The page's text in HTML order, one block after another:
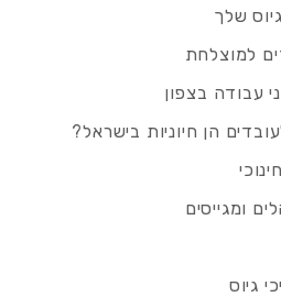
שלך
למוצלחת
עבודה בצפון
הן חיוניות בישראל?
ומגייסים
גיוס